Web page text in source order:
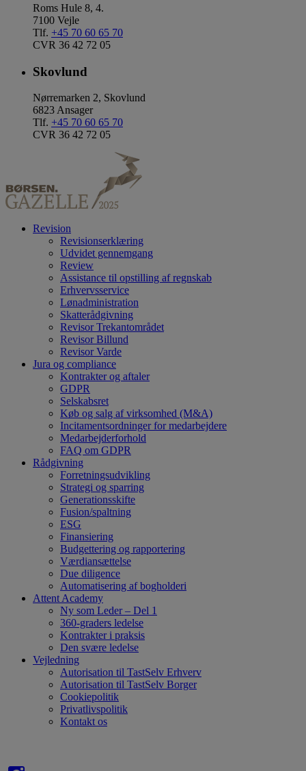
Roms Hule 8, 4.
7100 Vejle
Tlf. +45 70 60 65 70
CVR 36 42 72 05
Skovlund
Nørremarken 2, Skovlund
6823 Ansager
Tlf. +45 70 60 65 70
CVR 36 42 72 05
Revision
Revisionserklæring
Udvidet gennemgang
Review
Assistance til opstilling af regnskab
Erhvervsservice
Lønadministration
Skatterådgivning
Revisor Trekantområdet
Revisor Billund
Revisor Varde
Jura og compliance
Kontrakter og aftaler
GDPR
Selskabsret
Køb og salg af virksomhed (M&A)
Incitamentsordninger for medarbejdere
Medarbejderforhold
FAQ om GDPR
Rådgivning
Forretningsudvikling
Strategi og sparring
Generationsskifte
Fusion/spaltning
ESG
Finansiering
Budgettering og rapportering
Værdiansættelse
Due diligence
Automatisering af bogholderi
Attent Academy
Ny som Leder – Del 1
360-graders ledelse
Kontrakter i praksis
Den svære ledelse
Vejledning
Autorisation til TastSelv Erhverv
Autorisation til TastSelv Borger
Cookiepolitik
Privatlivspolitik
Kontakt os